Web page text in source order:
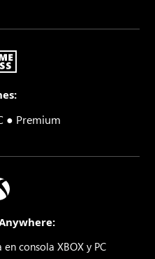
● Premium
consola XBOX y PC